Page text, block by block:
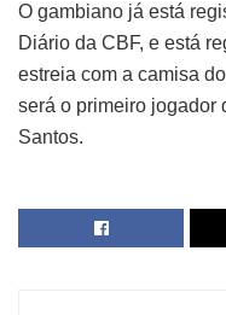
O gambiano já está
Diário da CBF, e está
estreia com a camisa
será o primeiro jogador
Santos.